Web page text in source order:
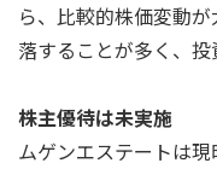
ら、比較的株価変動
落することが多く、投
株主優待は未実施
ムゲンエステートは